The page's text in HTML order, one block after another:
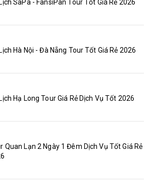
SaPa - FansiPan Tour Tốt Giá Rẻ 2026
Hà Nội - Đà Nẵng Tour Tốt Giá Rẻ 2026
Hạ Long Tour Giá Rẻ Dịch Vụ Tốt 2026
Quan Lạn 2 Ngày 1 Đêm Dịch Vụ Tốt Giá Rẻ